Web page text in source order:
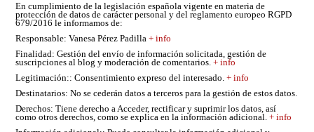
En cumplimiento de la legislación española vigente en materia de
protección de datos de carácter personal y del reglamento europeo RGPD
679/2016 le informamos de:
Responsable: Vanesa Pérez Padilla+ info
Finalidad: Gestión del envío de información solicitada, gestión de
suscripciones al blog y moderación de comentarios.+ info
Legitimación:: Consentimiento expreso del interesado.+ info
Destinatarios: No se cederán datos a terceros para la gestión de estos datos.
Derechos: Tiene derecho a Acceder, rectificar y suprimir los datos, así
como otros derechos, como se explica en la información adicional.+ info